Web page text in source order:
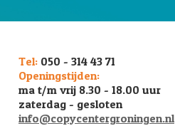
Tel: 050 - 314 43 71
Openingstijden:
ma t/m vrij 8.30 - 18.00 uur
zaterdag - gesloten
info@copycentergroningen.nl